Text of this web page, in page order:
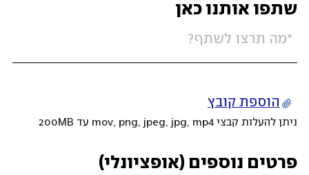
שתפו אותנו כאן
הוספת קובץ
ניתן להעלות קבצי mov, png, jpeg, jpg, mp4 עד 200MB
פרטים נוספים (אופציונלי)